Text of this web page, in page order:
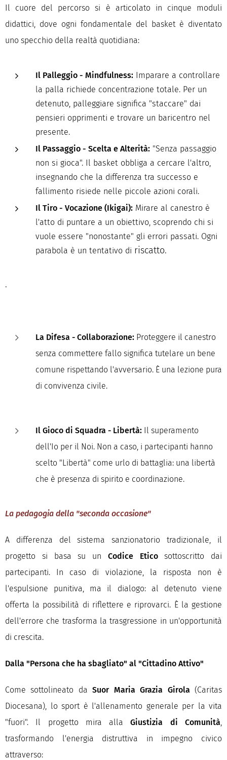
Il cuore del percorso si è articolato in cinque moduli
didattici, dove ogni fondamentale del basket è diventato
uno specchio della realtà quotidiana:
Il Palleggio - Mindfulness: Imparare a controllare
la palla richiede concentrazione totale. Per un
detenuto, palleggiare significa "staccare" dai
pensieri opprimenti e trovare un baricentro nel
presente.
Il Passaggio - Scelta e Alterità: "Senza passaggio
non si gioca". Il basket obbliga a cercare l'altro,
insegnando che la differenza tra successo e
fallimento risiede nelle piccole azioni corali.
Il Tiro - Vocazione (Ikigai): Mirare al canestro è
l'atto di puntare a un obiettivo, scoprendo chi si
vuole essere "nonostante" gli errori passati. Ogni
parabola è un tentativo di riscatto.
.
La Difesa - Collaborazione: Proteggere il canestro
senza commettere fallo significa tutelare un bene
comune rispettando l'avversario. È una lezione pura
di convivenza civile.
Il Gioco di Squadra - Libertà: Il superamento
dell'Io per il Noi. Non a caso, i partecipanti hanno
scelto "Libertà" come urlo di battaglia: una libertà
che è presenza di spirito e coordinazione.
La pedagogia della "seconda occasione"
A differenza del sistema sanzionatorio tradizionale, il
progetto si basa su un Codice Eticosottoscritto dai
partecipanti. In caso di violazione, la risposta non è
l'espulsione punitiva, ma il dialogo: al detenuto viene
offerta la possibilità di riflettere e riprovarci. È la gestione
dell'errore che trasforma la trasgressione in un'opportunità
di crescita.
Dalla "Persona che ha sbagliato" al "Cittadino Attivo"
Come sottolineato daSuor Maria Grazia Girola (Caritas
Diocesana), lo sport è l'allenamento generale per la vita
"fuori". Il progetto mira allaGiustizia di Comunità,
trasformando l'energia distruttiva in impegno civico
attraverso: